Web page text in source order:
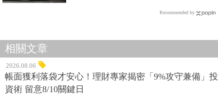
Recommended by
相關文章
2026.08.06
帳面獲利落袋才安心！理財專家揭密「9%攻守兼備」投
資術 留意8/10關鍵日